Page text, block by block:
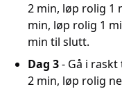
2 min, løp rolig 1
min, løp rolig 1
min til slutt.
Dag 3- Gå i
2 min, løp rolig